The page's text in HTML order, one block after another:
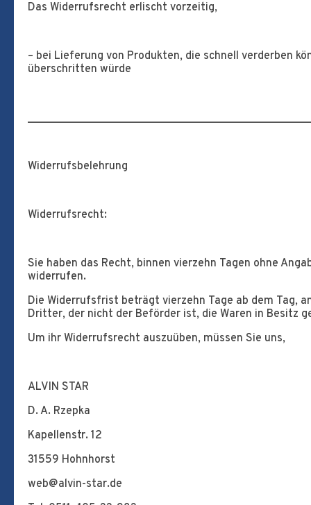
Das Widerrufsrecht erlischt vorzeitig,
– bei Lieferung von Produkten, die schnell verderben
überschritten würde
Widerrufsbelehrung
Widerrufsrecht:
Sie haben das Recht, binnen vierzehn Tagen ohne
widerrufen.
Die Widerrufsfrist beträgt vierzehn Tage ab dem Tag,
Dritter, der nicht der Beförder ist, die Waren in Besitz
Um ihr Widerrufsrecht auszuüben, müssen Sie uns,
ALVIN STAR
D. A. Rzepka
Kapellenstr. 12
31559 Hohnhorst
web@alvin-star.de